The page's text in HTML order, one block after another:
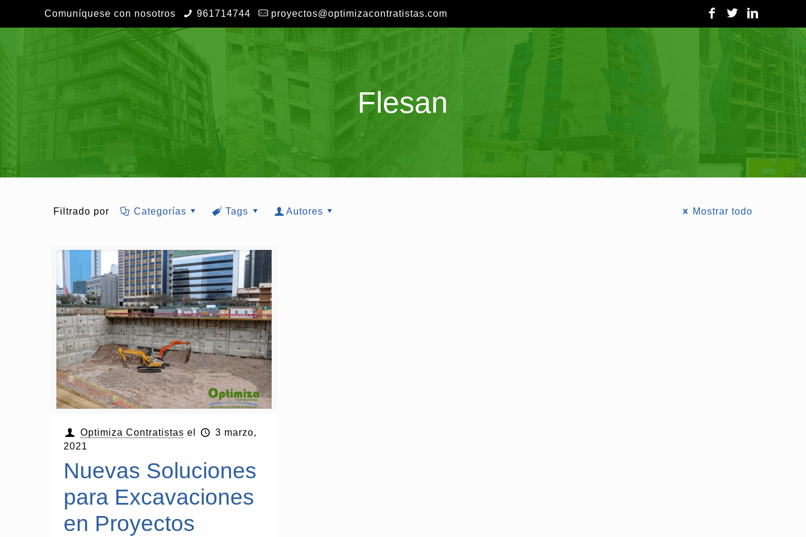
Comuníquese con nosotros 961714744 proyectos@optimizacontratistas.com
Flesan
Filtrado por Categorías Tags Autores Mostrar todo
Optimiza Contratistas el
3 marzo,
2021
Nuevas Soluciones
para Excavaciones
en Proyectos